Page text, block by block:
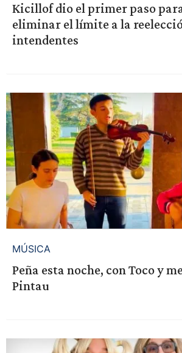
Kicillof dio el primer paso
eliminar el límite a la
intendentes
MÚSICA
Peña esta noche, con Toco y
Pintau